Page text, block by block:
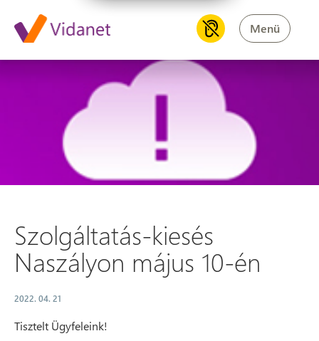
Menü
Szolgáltatás-kiesés
Szolgáltatás-kiesés
Naszályon május 10-én
2022. 04. 21
Tisztelt Ügyfeleink!